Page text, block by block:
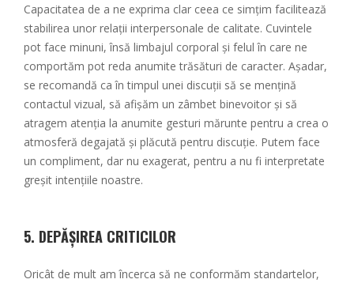
Capacitatea de a ne exprima clar ceea ce simțim facilitează
stabilirea unor relații interpersonale de calitate. Cuvintele
pot face minuni, însă limbajul corporal și felul în care ne
comportăm pot reda anumite trăsături de caracter. Așadar,
se recomandă ca în timpul unei discuții să se mențină
contactul vizual, să afișăm un zâmbet binevoitor și să
atragem atenția la anumite gesturi mărunte pentru a crea o
atmosferă degajată și plăcută pentru discuție. Putem face
un compliment, dar nu exagerat, pentru a nu fi interpretate
greșit intențiile noastre.
5. DEPĂȘIREA CRITICILOR
Oricât de mult am încerca să ne conformăm standartelor,